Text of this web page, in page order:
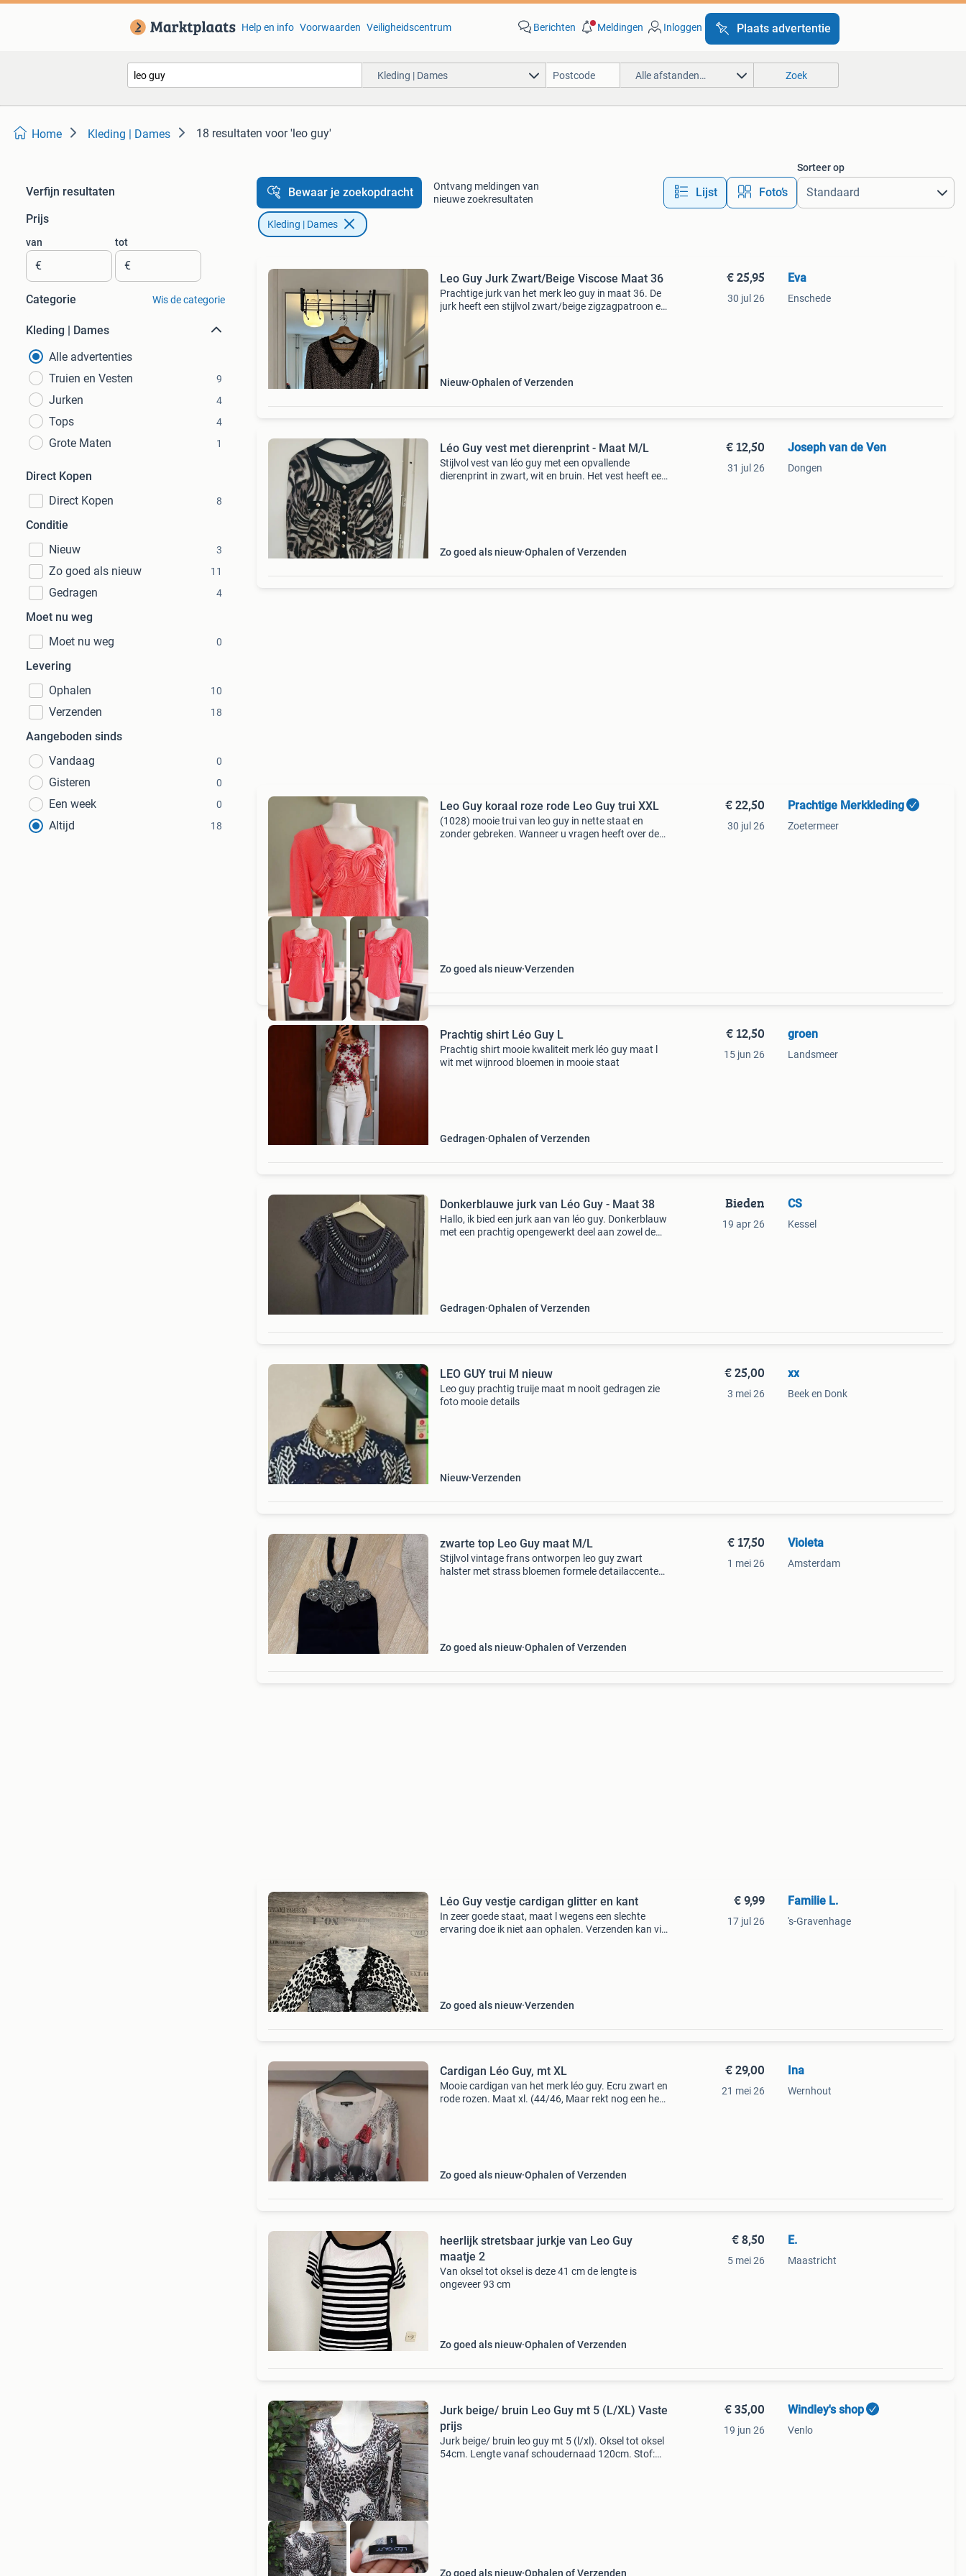
Help en info Voorwaarden Veiligheidscentrum Berichten Meldingen Inloggen Plaats advertentie
Kleding | Dames Alle afstanden… Zoek
Home Kleding | Dames 18 resultaten voor 'leo guy'
Verfijn resultaten
Prijs
van
€
tot
€
Categorie Wis de categorie
Kleding | Dames
Alle advertenties
Truien en Vesten
9
Jurken 4
Tops 4
Grote Maten 1
Direct Kopen
Direct Kopen
8
Conditie
Nieuw
3
Zo goed als nieuw 11
Gedragen 4
Moet nu weg
Moet nu weg
0
Levering
Ophalen
10
Verzenden 18
Aangeboden sinds
Vandaag
0
Gisteren 0
Een week 0
Altijd 18
Bewaar je zoekopdracht
Ontvang meldingen van
nieuwe zoekresultaten
Lijst Foto’s
Sorteer op
Kleding | Dames
Leo Guy Jurk Zwart/Beige Viscose Maat 36
Prachtige jurk van het merk leo guy in maat 36. De
jurk heeft een stijlvol zwart/beige zigzagpatroon en
Nieuw Ophalen of Verzenden
€ 25,95
30 jul 26
Eva
Enschede
Léo Guy vest met dierenprint - Maat M/L
Stijlvol vest van léo guy met een opvallende
dierenprint in zwart, wit en bruin. Het vest heeft een
Zo goed als nieuw Ophalen of Verzenden
€ 12,50
31 jul 26
Joseph van de Ven
Dongen
Leo Guy koraal roze rode Leo Guy trui XXL
(1028) mooie trui van leo guy in nette staat en
zonder gebreken. Wanneer u vragen heeft over de
Zo goed als nieuw Verzenden
€ 22,50
30 jul 26
Prachtige Merkkleding
Zoetermeer
Prachtig shirt Léo Guy L
Prachtig shirt mooie kwaliteit merk léo guy maat l
wit met wijnrood bloemen in mooie staat
Gedragen Ophalen of Verzenden
€ 12,50
15 jun 26
groen
Landsmeer
Donkerblauwe jurk van Léo Guy - Maat 38
Hallo, ik bied een jurk aan van léo guy. Donkerblauw
met een prachtig opengewerkt deel aan zowel de
Gedragen Ophalen of Verzenden
Bieden
19 apr 26
CS
Kessel
LEO GUY trui M nieuw
Leo guy prachtig truije maat m nooit gedragen zie
foto mooie details
Nieuw Verzenden
€ 25,00
3 mei 26
xx
Beek en Donk
zwarte top Leo Guy maat M/L
Stijlvol vintage frans ontworpen leo guy zwart
halster met strass bloemen formele detailaccenten
Zo goed als nieuw Ophalen of Verzenden
€ 17,50
1 mei 26
Violeta
Amsterdam
Léo Guy vestje cardigan glitter en kant
In zeer goede staat, maat l wegens een slechte
ervaring doe ik niet aan ophalen. Verzenden kan via
Zo goed als nieuw Verzenden
€ 9,99
17 jul 26
Familie L.
's-Gravenhage
Cardigan Léo Guy, mt XL
Mooie cardigan van het merk léo guy. Ecru zwart en
rode rozen. Maat xl. (44/46, Maar rekt nog een heel
Zo goed als nieuw Ophalen of Verzenden
€ 29,00
21 mei 26
Ina
Wernhout
heerlijk stretsbaar jurkje van Leo Guy
maatje 2
Van oksel tot oksel is deze 41 cm de lengte is
ongeveer 93 cm
Zo goed als nieuw Ophalen of Verzenden
€ 8,50
5 mei 26
E.
Maastricht
Jurk beige/ bruin Leo Guy mt 5 (L/XL) Vaste
prijs
Jurk beige/ bruin leo guy mt 5 (l/xl). Oksel tot oksel
54cm. Lengte vanaf schoudernaad 120cm. Stof:
Zo goed als nieuw Ophalen of Verzenden
€ 35,00
19 jun 26
Windley's shop
Venlo